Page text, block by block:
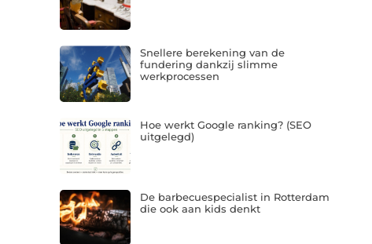
Snellere berekening van de
fundering dankzij slimme
werkprocessen
Hoe werkt Google ranking? (SEO
uitgelegd)
De barbecuespecialist in Rotterdam
die ook aan kids denkt